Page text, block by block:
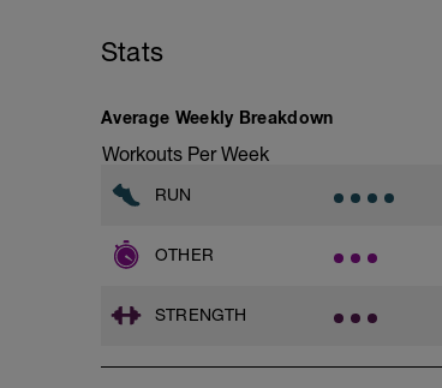
Stats
Average Weekly Breakdown
Workouts Per Week
RUN
OTHER
STRENGTH